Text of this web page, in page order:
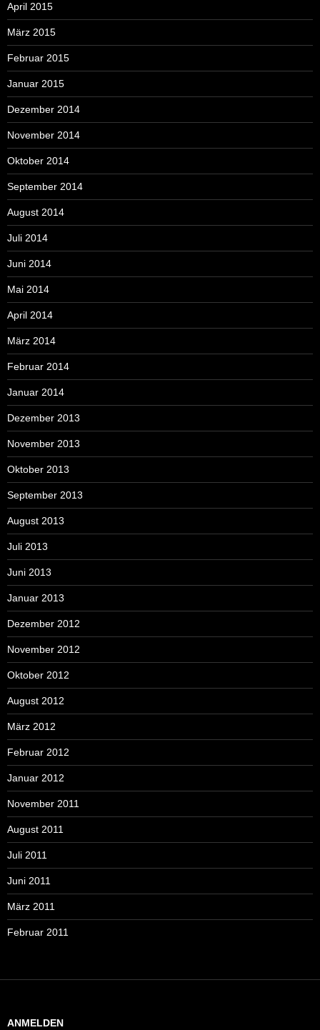
April 2015
März 2015
Februar 2015
Januar 2015
Dezember 2014
November 2014
Oktober 2014
September 2014
August 2014
Juli 2014
Juni 2014
Mai 2014
April 2014
März 2014
Februar 2014
Januar 2014
Dezember 2013
November 2013
Oktober 2013
September 2013
August 2013
Juli 2013
Juni 2013
Januar 2013
Dezember 2012
November 2012
Oktober 2012
August 2012
März 2012
Februar 2012
Januar 2012
November 2011
August 2011
Juli 2011
Juni 2011
März 2011
Februar 2011
ANMELDEN